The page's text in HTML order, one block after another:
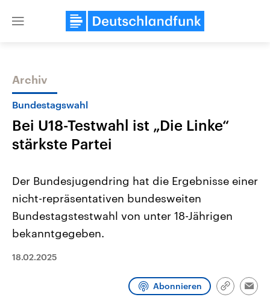
Close
Themen
Landtagswahl Sachsen-Anhalt
2026
Alle Informationen
Sachsen-Anhalt wählt am 6.
Landtag. Seit 2021 wird das
Wahlprogramme, aktuelle Berichte
USA
Aktuelle Beiträge,
aktuelle Weltgeschehen.
Archiv
Bundestagswahl
Bei U18-Testwahl ist „Die Linke“
stärkste Partei
Der Bundesjugendring hat die Ergebnisse einer
nicht-repräsentativen bundesweiten
Bundestagstestwahl von unter 18-Jährigen
bekanntgegeben.
18.02.2025
Abonnieren
Link